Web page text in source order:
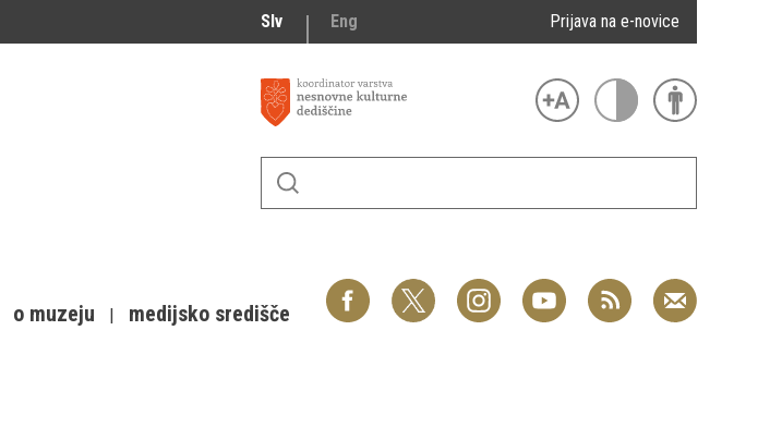
Slv Eng Prijava na e-novice
o muzeju medijsko središče